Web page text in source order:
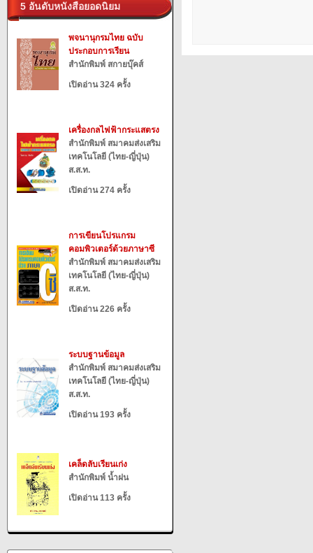
5 อันดับหนังสือยอดนิยม
พจนานุกรมไทย ฉบับ
ประกอบการเรียน
สำนักพิมพ์ สกายบุ๊คส์
เปิดอ่าน 324 ครั้ง
เครื่องกลไฟฟ้ากระแสตรง
สำนักพิมพ์ สมาคมส่งเสริม
เทคโนโลยี (ไทย-ญี่ปุ่น)
ส.ส.ท.
เปิดอ่าน 274 ครั้ง
การเขียนโปรแกรม
คอมพิวเตอร์ด้วยภาษาซี
สำนักพิมพ์ สมาคมส่งเสริม
เทคโนโลยี (ไทย-ญี่ปุ่น)
ส.ส.ท.
เปิดอ่าน 226 ครั้ง
ระบบฐานข้อมูล
สำนักพิมพ์ สมาคมส่งเสริม
เทคโนโลยี (ไทย-ญี่ปุ่น)
ส.ส.ท.
เปิดอ่าน 193 ครั้ง
เคล็ดลับเรียนเก่ง
สำนักพิมพ์ น้ำฝน
เปิดอ่าน 113 ครั้ง